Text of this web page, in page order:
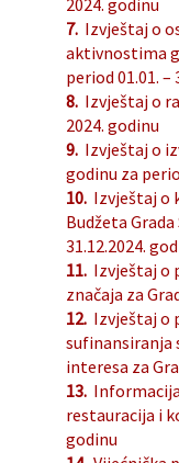
2024. godinu
7. Izvještaj o
aktivnostima
period 01.01. –
8. Izvještaj o
2024. godinu
9. Izvještaj o
godinu za
10. Izvještaj o
Budžeta Grada
31.12.2024.
11. Izvještaj o
značaja za
12. Izvještaj o
sufinansiranja
interesa za
13.
restauracija i
godinu